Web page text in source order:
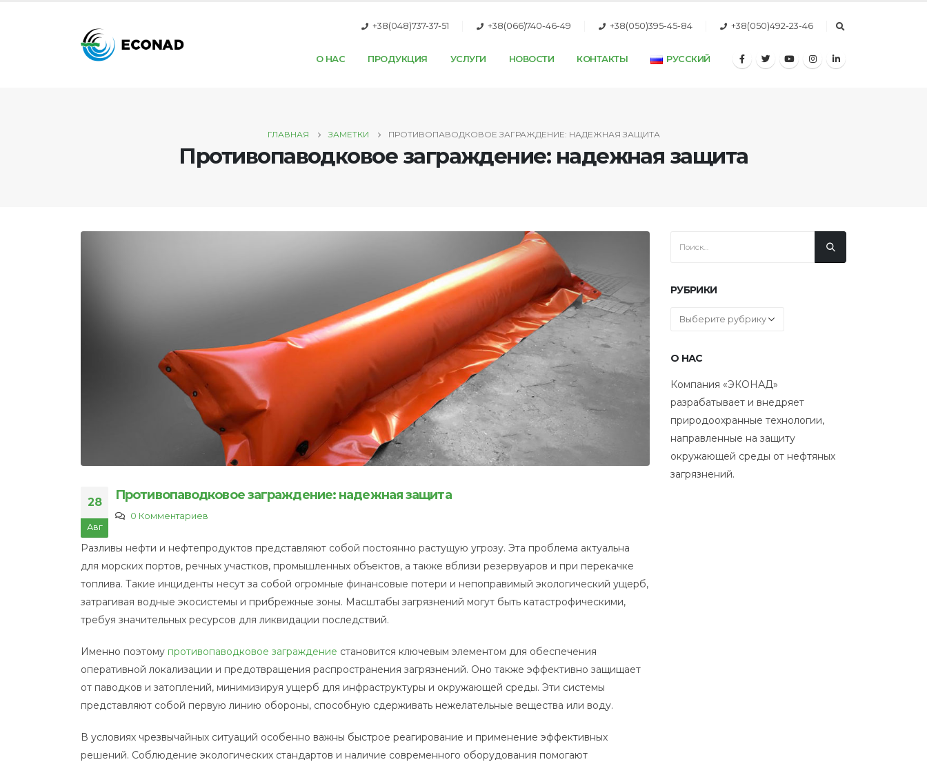
+38(048)737-37-51 +38(066)740-46-49 +38(050)395-45-84 +38(050)492-23-46
О НАС ПРОДУКЦИЯ УСЛУГИ НОВОСТИ КОНТАКТЫ РУССКИЙ
ГЛАВНАЯ ЗАМЕТКИ ПРОТИВОПАВОДКОВОЕ ЗАГРАЖДЕНИЕ: НАДЕЖНАЯ ЗАЩИТА
Противопаводковое заграждение: надежная защита
28
Авг
Противопаводковое заграждение: надежная защита
0 Комментариев
Разливы нефти и нефтепродуктов представляют собой постоянно растущую угрозу. Эта проблема актуальна
для морских портов, речных участков, промышленных объектов, а также вблизи резервуаров и при перекачке
топлива. Такие инциденты несут за собой огромные финансовые потери и непоправимый экологический ущерб,
затрагивая водные экосистемы и прибрежные зоны. Масштабы загрязнений могут быть катастрофическими,
требуя значительных ресурсов для ликвидации последствий.
Именно поэтому противопаводковое заграждение становится ключевым элементом для обеспечения
оперативной локализации и предотвращения распространения загрязнений. Оно также эффективно защищает
от паводков и затоплений, минимизируя ущерб для инфраструктуры и окружающей среды. Эти системы
представляют собой первую линию обороны, способную сдерживать нежелательные вещества или воду.
В условиях чрезвычайных ситуаций особенно важны быстрое реагирование и применение эффективных
решений. Соблюдение экологических стандартов и наличие современного оборудования помогают
РУБРИКИ
Рубрики
О НАС
Компания «ЭКОНАД»
разрабатывает и внедряет
природоохранные технологии,
направленные на защиту
окружающей среды от нефтяных
загрязнений.